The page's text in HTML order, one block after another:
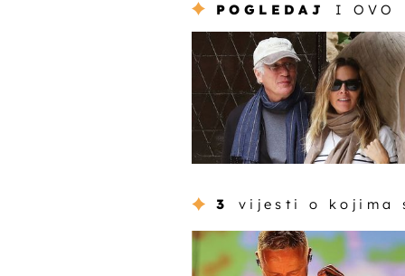
POGLEDAJ I OVO
3 vijesti o kojima